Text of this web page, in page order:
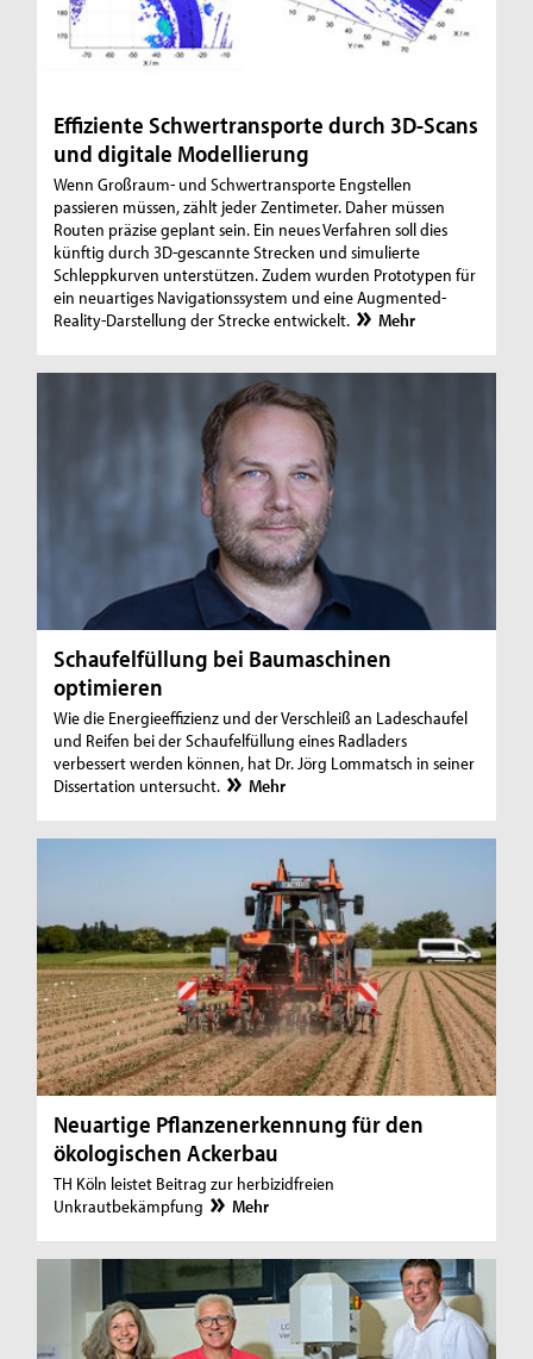
Effiziente Schwertransporte durch 3D-Scans
und digitale Modellierung
Wenn Großraum- und Schwertransporte Engstellen
passieren müssen, zählt jeder Zentimeter. Daher müssen
Routen präzise geplant sein. Ein neues Verfahren soll dies
künftig durch 3D-gescannte Strecken und simulierte
Schleppkurven unterstützen. Zudem wurden Prototypen für
ein neuartiges Navigationssystem und eine Augmented-
Reality-Darstellung der Strecke entwickelt.
Mehr
Schaufelfüllung bei Baumaschinen
optimieren
Wie die Energieeffizienz und der Verschleiß an Ladeschaufel
und Reifen bei der Schaufelfüllung eines Radladers
verbessert werden können, hat Dr. Jörg Lommatsch in seiner
Dissertation untersucht.
Mehr
Neuartige Pflanzenerkennung für den
ökologischen Ackerbau
TH Köln leistet Beitrag zur herbizidfreien
Unkrautbekämpfung
Mehr